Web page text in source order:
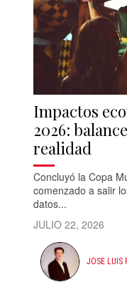
Impactos
2026:
realidad
Concluyó la Copa
comenzado a salir
datos...
JULIO 22, 2026
JOSE LUIS